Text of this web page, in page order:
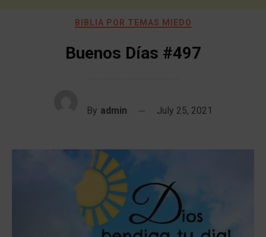
BIBLIA POR TEMAS MIEDO
Buenos Días #497
By admin July 25, 2021